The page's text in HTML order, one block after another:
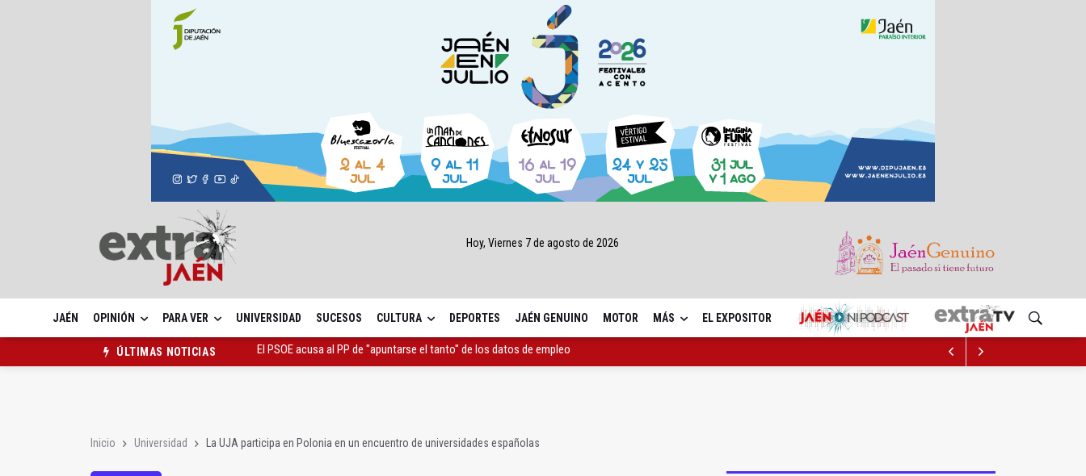
Hoy, Viernes 7 de agosto de 2026
JAÉN OPINIÓN PARA VER UNIVERSIDAD SUCESOS CULTURA DEPORTES JAÉN GENUINO MOTOR MÁS EL EXPOSITOR
ÚLTIMAS NOTICIAS
El Centro Andaluz de las Letras trae a Jaén al filósofo Omar Linares
Inicio Universidad La UJA participa en Polonia en un encuentro de universidades españolas